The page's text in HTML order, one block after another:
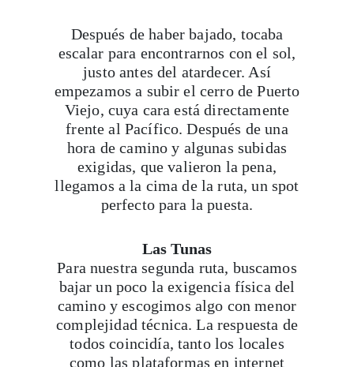
Después de haber bajado, tocaba
escalar para encontrarnos con el sol,
justo antes del atardecer. Así
empezamos a subir el cerro de Puerto
Viejo, cuya cara está directamente
frente al Pacífico. Después de una
hora de camino y algunas subidas
exigidas, que valieron la pena,
llegamos a la cima de la ruta, un spot
perfecto para la puesta.
Las Tunas
Para nuestra segunda ruta, buscamos
bajar un poco la exigencia física del
camino y escogimos algo con menor
complejidad técnica. La respuesta de
todos coincidía, tanto los locales
como las plataformas en internet